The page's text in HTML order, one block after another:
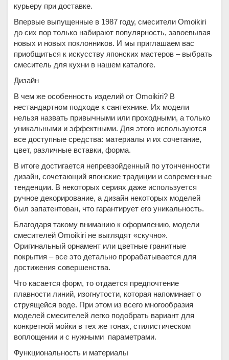
курьеру при доставке.
Впервые выпущенные в 1987 году, смесители Omoikiri
до сих пор только набирают популярность, завоевывая
новых и новых поклонников. И мы приглашаем вас
приобщиться к искусству японских мастеров – выбрать
смеситель для кухни в нашем каталоге.
Дизайн
В чем же особенность изделий от Omoikiri? В
нестандартном подходе к сантехнике. Их модели
нельзя назвать привычными или проходными, а только
уникальными и эффектными. Для этого используются
все доступные средства: материалы и их сочетание,
цвет, различные вставки, форма.
В итоге достигается непревзойденный по утонченности
дизайн, сочетающий японские традиции и современные
тенденции. В некоторых сериях даже используется
ручное декорирование, а дизайн некоторых моделей
был запатентован, что гарантирует его уникальность.
Благодаря такому вниманию к оформлению, модели
смесителей Omoikiri не выглядят «скучно».
Оригинальный орнамент или цветные гранитные
покрытия – все это детально прорабатывается для
достижения совершенства.
Что касается форм, то отдается предпочтение
плавности линий, изогнутости, которая напоминает о
струящейся воде. При этом из всего многообразия
моделей смесителей легко подобрать вариант для
конкретной мойки в тех же тонах, стилистическом
воплощении и с нужными параметрами.
Функциональность и материалы